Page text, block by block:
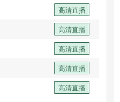
高清直播
高清直播
高清直播
高清直播
高清直播